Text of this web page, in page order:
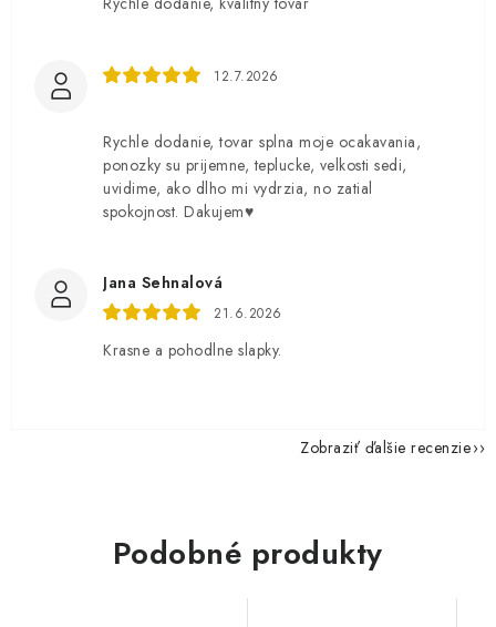
12.7.2026
Rychle dodanie, tovar splna moje ocakavania,
ponozky su prijemne, teplucke, velkosti sedi,
uvidime, ako dlho mi vydrzia, no zatial
spokojnost. Dakujem♥️
Jana Sehnalová
21.6.2026
Krasne a pohodlne slapky.
Zobraziť ďalšie recenzie
Podobné produkty